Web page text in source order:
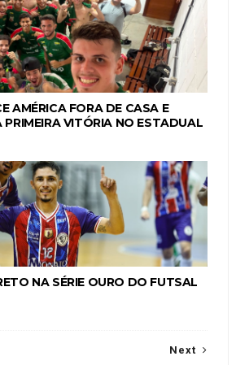
AMÉRICA FORA DE CASA E
VITÓRIA NO ESTADUAL
NA SÉRIE OURO DO FUTSAL
Next